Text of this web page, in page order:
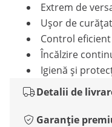
Extrem de
Ușor de curățat
Control
Încălzire
Igienă și
Detalii de
Garanție